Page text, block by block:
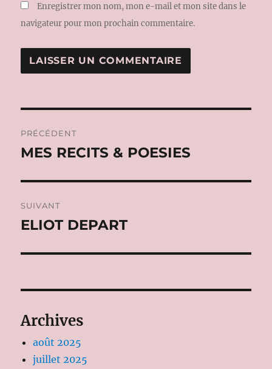
Enregistrer mon nom, mon e-mail et mon site dans le
navigateur pour mon prochain commentaire.
de
PRÉCÉDENT
Publication
MES RECITS & POESIES
SUIVANT
Publication
ELIOT DEPART
Archives
août 2025
juillet 2025